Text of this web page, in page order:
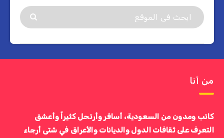
من أنا
كاتب ومدون من السعودية، أسافر وأرتحل كثيراً وأعشق
التعرف على ثقافات الدول والديانات والأعراق في شتى أرجاء